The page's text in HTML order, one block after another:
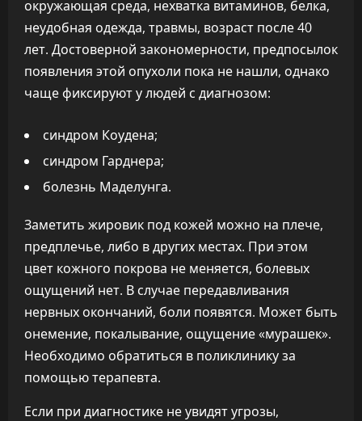
окружающая среда, нехватка витаминов, белка,
неудобная одежда, травмы, возраст после 40
лет. Достоверной закономерности, предпосылок
появления этой опухоли пока не нашли, однако
чаще фиксируют у людей с диагнозом:
синдром Коудена;
синдром Гарднера;
болезнь Маделунга.
Заметить жировик под кожей можно на плече,
предплечье, либо в других местах. При этом
цвет кожного покрова не меняется, болевых
ощущений нет. В случае передавливания
нервных окончаний, боли появятся. Может быть
онемение, покалывание, ощущение «мурашек».
Необходимо обратиться в поликлинику за
помощью терапевта.
Если при диагностике не увидят угрозы,